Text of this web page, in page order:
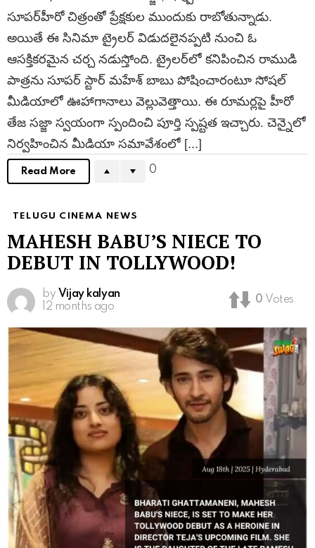
సూపర్‌హీరో చిత్రంతో ప్రేక్షకుల ముందుకు రాబోతున్నాడు.
అయితే ఈ సినిమా ట్రైలర్ విడుదలైనప్పటి నుంచి ఓ
ఆసక్తికరమైన చర్చ నడుస్తోంది. ట్రైలర్‌లో కనిపించిన రాముడి
పాత్రను సూపర్ స్టార్ మహేశ్ బాబు పోషించారంటూ సోషల్
మీడియాలో ఊహాగానాలు వెల్లువెత్తాయి. ఈ రూమర్లపై హీరో
తేజ సజ్జా స్వయంగా స్పందించి పూర్తి స్పష్టత ఇచ్చారు. చెన్నైలో
నిర్వహించిన మీడియా సమావేశంలో [...]
Read More 0
TELUGU CINEMA NEWS
MAHESH BABU’S NIECE TO
DEBUT IN TOLLYWOOD!
by Vijay kalyan
12 months ago
0 Votes